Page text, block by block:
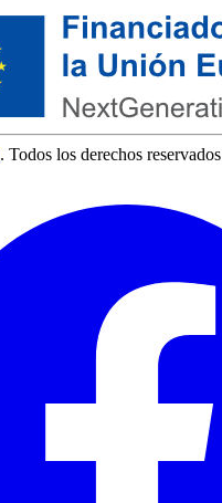
. Todos los derechos reservados